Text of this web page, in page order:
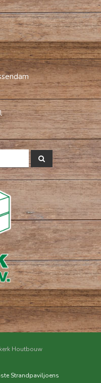
Search
Houtbouw
Strandpaviljoens